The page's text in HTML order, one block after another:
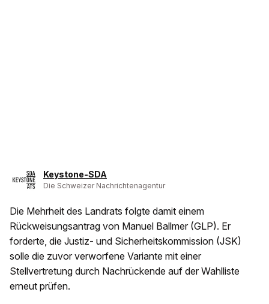
Keystone-SDA
Die Schweizer Nachrichtenagentur
Die Mehrheit des Landrats folgte damit einem
Rückweisungsantrag von Manuel Ballmer (GLP). Er
forderte, die Justiz- und Sicherheitskommission (JSK)
solle die zuvor verworfene Variante mit einer
Stellvertretung durch Nachrückende auf der Wahlliste
erneut prüfen.